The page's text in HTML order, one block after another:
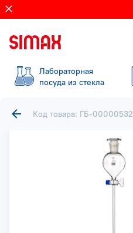
Лабораторная
посуда из стекла
Код товара: ГБ-00000532